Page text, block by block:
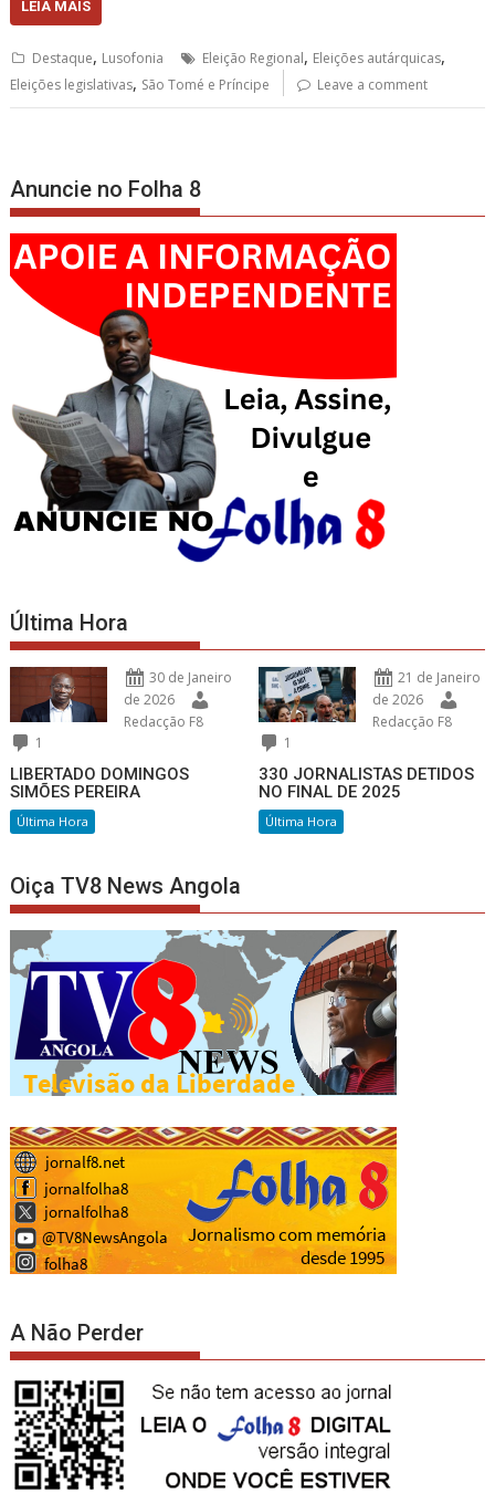
LEIA MAIS
Destaque, Lusofonia Eleição Regional, Eleições autárquicas,
Eleições legislativas, São Tomé e Príncipe Leave a comment
Anuncie no Folha 8
Última Hora
30 de Janeiro
de 2026
Redacção F8
1
LIBERTADO DOMINGOS
SIMÕES PEREIRA
Última Hora
21 de Janeiro
de 2026
Redacção F8
1
330 JORNALISTAS DETIDOS
NO FINAL DE 2025
Última Hora
Oiça TV8 News Angola
A Não Perder